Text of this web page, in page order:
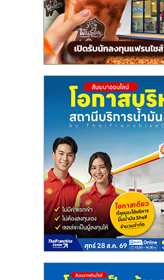
ไชส์,
รวม
แฟ
ไชส์
ขาย
แฟ